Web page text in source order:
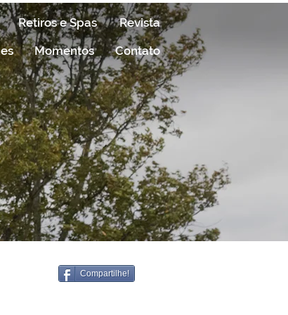
Retiros e Spas
Revista
Momentos Contato
Compartilhe!